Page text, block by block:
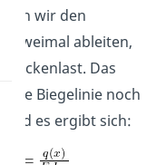
wir den
zweimal ableiten,
Das
die Biegelinie noch
und es ergibt sich: